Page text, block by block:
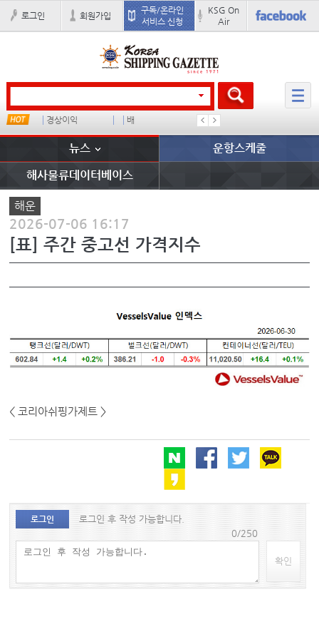
로그인 회원가입
구독/온라인
서비스 신청
KSG On
Air
경상이익 배 부산신항
뉴스 운항스케줄
해사물류데이터베이스
해운
2026-07-06 16:17
[표] 주간 중고선 가격지수
< 코리아쉬핑가제트 >
로그인
로그인 후 작성 가능합니다.
0/250
확인